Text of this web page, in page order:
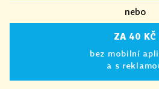
nebo
ZA 40 KČ
bez mobilní
a s